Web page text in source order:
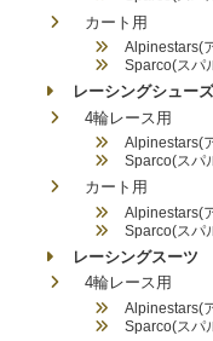
カート用
Alpinestars(
Sparco(スパ
レーシングシュー
4輪レース用
Alpinestars(
Sparco(スパ
カート用
Alpinestars(
Sparco(スパ
レーシングスーツ
4輪レース用
Alpinestars(
Sparco(スパ